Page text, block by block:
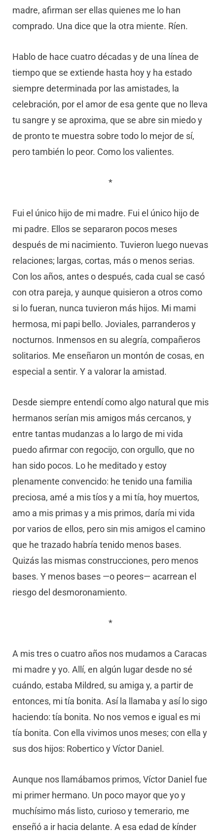
madre, afirman ser ellas quienes me lo han
comprado. Una dice que la otra miente. Ríen.
Hablo de hace cuatro décadas y de una línea de
tiempo que se extiende hasta hoy y ha estado
siempre determinada por las amistades, la
celebración, por el amor de esa gente que no lleva
tu sangre y se aproxima, que se abre sin miedo y
de pronto te muestra sobre todo lo mejor de sí,
pero también lo peor. Como los valientes.
*
Fui el único hijo de mi madre. Fui el único hijo de
mi padre. Ellos se separaron pocos meses
después de mi nacimiento. Tuvieron luego nuevas
relaciones; largas, cortas, más o menos serias.
Con los años, antes o después, cada cual se casó
con otra pareja, y aunque quisieron a otros como
si lo fueran, nunca tuvieron más hijos. Mi mami
hermosa, mi papi bello. Joviales, parranderos y
nocturnos. Inmensos en su alegría, compañeros
solitarios. Me enseñaron un montón de cosas, en
especial a sentir. Y a valorar la amistad.
Desde siempre entendí como algo natural que mis
hermanos serían mis amigos más cercanos, y
entre tantas mudanzas a lo largo de mi vida
puedo afirmar con regocijo, con orgullo, que no
han sido pocos. Lo he meditado y estoy
plenamente convencido: he tenido una familia
preciosa, amé a mis tíos y a mi tía, hoy muertos,
amo a mis primas y a mis primos, daría mi vida
por varios de ellos, pero sin mis amigos el camino
que he trazado habría tenido menos bases.
Quizás las mismas construcciones, pero menos
bases. Y menos bases —o peores— acarrean el
riesgo del desmoronamiento.
*
A mis tres o cuatro años nos mudamos a Caracas
mi madre y yo. Allí, en algún lugar desde no sé
cuándo, estaba Mildred, su amiga y, a partir de
entonces, mi tía bonita. Así la llamaba y así lo sigo
haciendo: tía bonita. No nos vemos e igual es mi
tía bonita. Con ella vivimos unos meses; con ella y
sus dos hijos: Robertico y Víctor Daniel.
Aunque nos llamábamos primos, Víctor Daniel fue
mi primer hermano. Un poco mayor que yo y
muchísimo más listo, curioso y temerario, me
enseñó a ir hacia delante. A esa edad de kínder